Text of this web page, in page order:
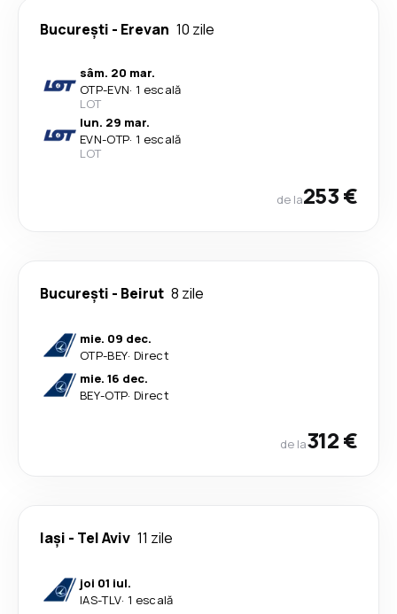
București - Erevan 10 zile
sâm. 20 mar.
OTP-EVN· 1 escală
LOT
lun. 29 mar.
EVN-OTP· 1 escală
LOT
de la253 €
București - Beirut 8 zile
mie. 09 dec.
OTP-BEY· Direct
mie. 16 dec.
BEY-OTP· Direct
de la312 €
Iași - Tel Aviv 11 zile
joi 01 iul.
IAS-TLV· 1 escală